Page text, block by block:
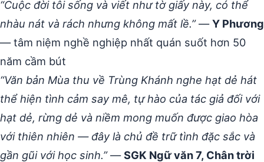
“Cuộc đời tôi sống và viết như tờ giấy này, có thể
nhàu nát và rách nhưng không mất lề.”—Y Phương
— tâm niệm nghề nghiệp nhất quán suốt hơn 50
năm cầm bút
“Văn bản Mùa thu về Trùng Khánh nghe hạt dẻ hát
thể hiện tình cảm say mê, tự hào của tác giả đối với
hạt dẻ, rừng dẻ và niềm mong muốn được giao hòa
với thiên nhiên — đây là chủ đề trữ tình đặc sắc và
gần gũi với học sinh.”—SGK Ngữ văn 7, Chân trời